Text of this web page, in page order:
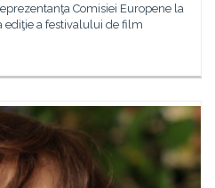
Comisiei Europene la
ediţie a festivalului de film